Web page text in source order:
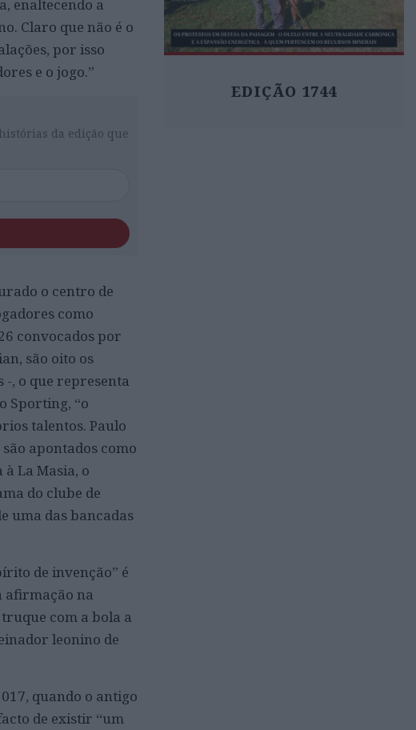
enaltecendo a
Claro que não é o
por isso
e o jogo.”
da edição que
o centro de
como
convocados por
são oito os
-, o que representa
Sporting, “o
talentos. Paulo
apontados como
La Masia, o
do clube de
uma das bancadas
de invenção” é
afirmação na
com a bola a
leonino de
quando o antigo
de existir “um
EDIÇÃO 1744